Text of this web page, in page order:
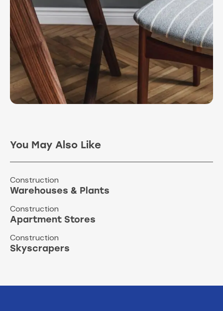
You May Also Like
Construction
Warehouses & Plants
Construction
Apartment Stores
Construction
Skyscrapers